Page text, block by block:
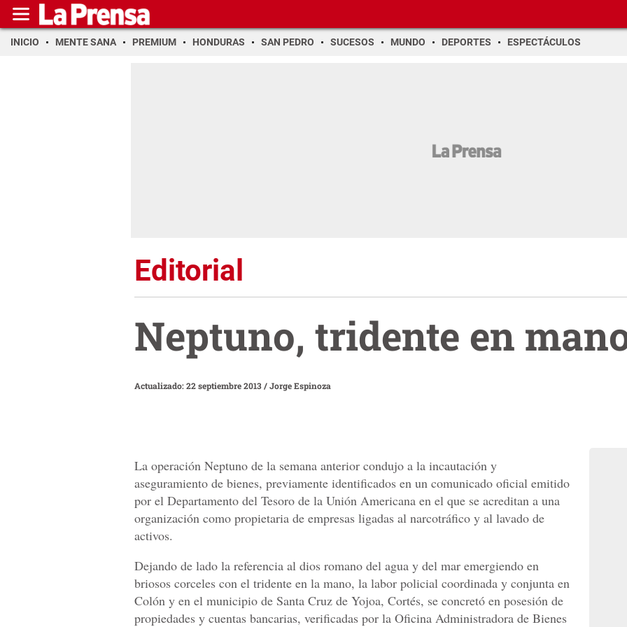
INICIO MENTE SANA PREMIUM HONDURAS SAN PEDRO SUCESOS MUNDO DEPORTES ESPECTÁCULOS
Editorial
Neptuno, tridente en
Actualizado: 22 septiembre 2013/Jorge Espinoza
La operación Neptuno de la semana anterior condujo a la incautación y
aseguramiento de bienes, previamente identificados en un comunicado oficial emitido
por el Departamento del Tesoro de la Unión Americana en el que se acreditan a una
organización como propietaria de empresas ligadas al narcotráfico y al lavado de
activos.
Dejando de lado la referencia al dios romano del agua y del mar emergiendo en
briosos corceles con el tridente en la mano, la labor policial coordinada y conjunta en
Colón y en el municipio de Santa Cruz de Yojoa, Cortés, se concretó en posesión de
propiedades y cuentas bancarias, verificadas por la Oficina Administradora de Bienes